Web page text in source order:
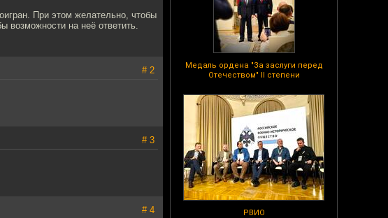
Медаль ордена "За заслуги перед
Отечеством" II степени
РВИО
При этом желательно, чтобы
возможности на неё ответить.
# 2
# 3
# 4